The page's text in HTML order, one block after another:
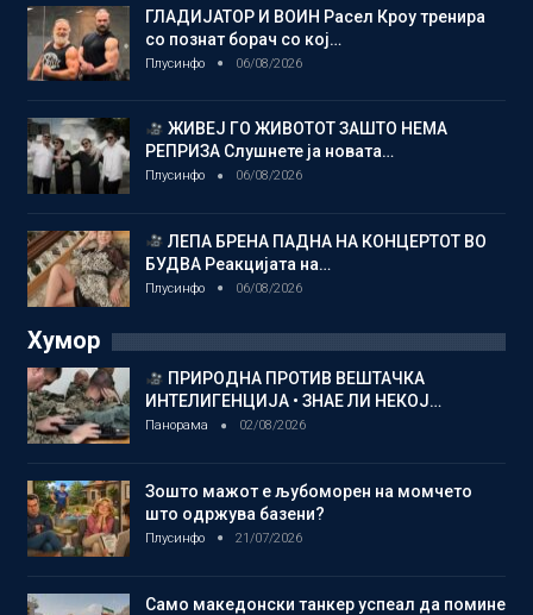
ГЛАДИЈАТОР И ВОИН Расел Кроу тренира
со познат борач со кој…
Плусинфо 06/08/2026
ЖИВЕЈ ГО ЖИВОТОТ ЗАШТО НЕМА
РЕПРИЗА Слушнете ја новата…
Плусинфо 06/08/2026
ЛЕПА БРЕНА ПАДНА НА КОНЦЕРТОТ ВО
БУДВА Реакцијата на…
Плусинфо 06/08/2026
Хумор
ПРИРОДНА ПРОТИВ ВЕШТАЧКА
ИНТЕЛИГЕНЦИЈА • ЗНАЕ ЛИ НЕКОЈ…
Панорама 02/08/2026
Зошто мажот е љубоморен на момчето
што одржува базени?
Плусинфо 21/07/2026
Само македонски танкер успеал да помине